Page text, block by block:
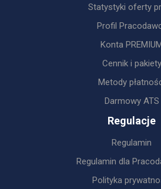
Statystyki oferty
Profil
Konta
Cennik i pakiety
Metody
Darmowy ATS
Regulacje
Regulamin
Regulamin dla
Polityka